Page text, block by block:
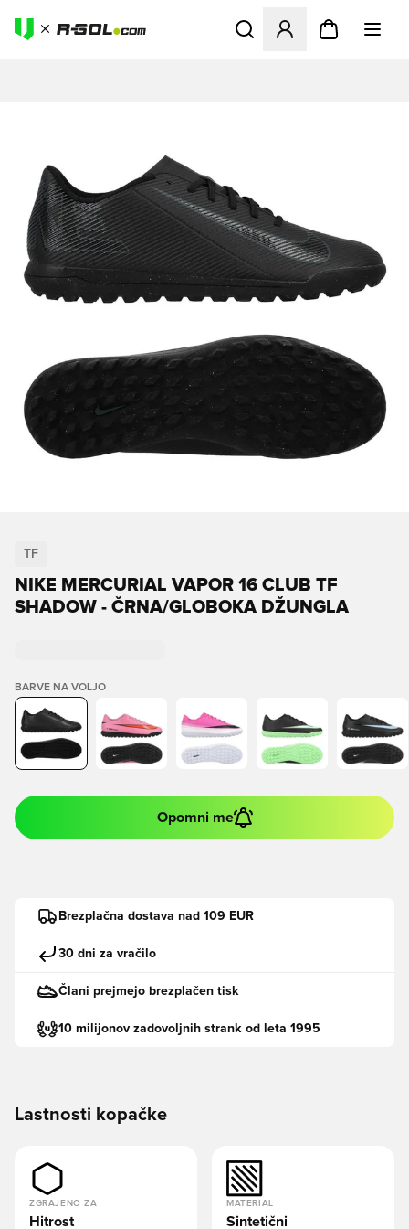
Odpre Modal za prijavo ali
TF
NIKE MERCURIAL VAPOR 16 CLUB TF
SHADOW - ČRNA/GLOBOKA DŽUNGLA
BARVE NA VOLJO
Opomni me
Brezplačna dostava nad 109 EUR
30 dni za vračilo
Člani prejmejo brezplačen tisk
10 milijonov zadovoljnih strank od leta 1995
Lastnosti kopačke
ZGRAJENO ZA
Hitrost
MATERIAL
Sintetični